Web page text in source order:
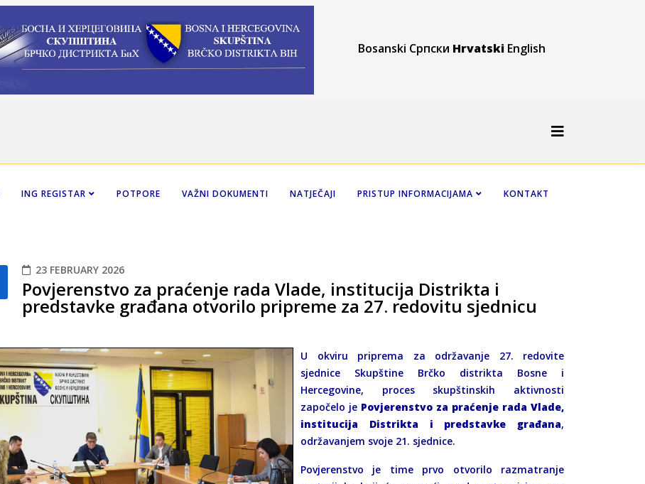
Bosanski Српски Hrvatski English
ING REGISTAR POTPORE VAŽNI DOKUMENTI NATJEČAJI PRISTUP INFORMACIJAMA KONTAKT
23 FEBRUARY 2026
Povjerenstvo za praćenje rada Vlade, institucija Distrikta i
predstavke građana otvorilo pripreme za 27. redovitu sjednicu
U okviru priprema za održavanje 27. redovite
sjednice Skupštine Brčko distrikta Bosne i
Hercegovine, proces skupštinskih aktivnosti
započelo je Povjerenstvo za praćenje rada Vlade,
institucija Distrikta i predstavke građana,
održavanjem svoje 21. sjednice.
Povjerenstvo je time prvo otvorilo razmatranje